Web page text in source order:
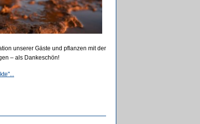
unserer Gäste und pflanzen mit der
– als Dankeschön!